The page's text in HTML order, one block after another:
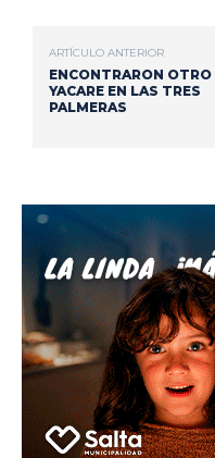
ARTÍCULO ANTERIOR
ENCONTRARON OTRO
YACARE EN LAS TRES
PALMERAS